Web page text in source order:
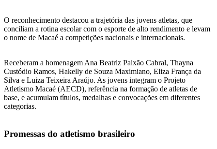
O reconhecimento destacou a trajetória das jovens atletas, que
conciliam a rotina escolar com o esporte de alto rendimento e levam
o nome de Macaé a competições nacionais e internacionais.
Receberam a homenagem Ana Beatriz Paixão Cabral, Thayna
Custódio Ramos, Hakelly de Souza Maximiano, Eliza França da
Silva e Luiza Teixeira Araújo. As jovens integram o Projeto
Atletismo Macaé (AECD), referência na formação de atletas de
base, e acumulam títulos, medalhas e convocações em diferentes
categorias.
Promessas do atletismo brasileiro